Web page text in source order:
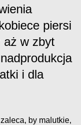
piersi
aż w zbyt
i dla
by malutkie,